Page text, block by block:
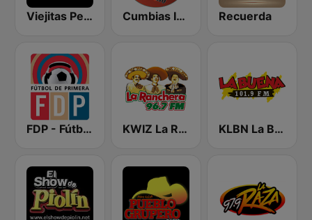
Viejitas Pero Bonitas Radio Cumbias Inmortales Radio Recuerda
FDP - Fútbol de Primera KWIZ La Ranchera 96.7 FM (US Only) KLBN La Buena 101.9 FM